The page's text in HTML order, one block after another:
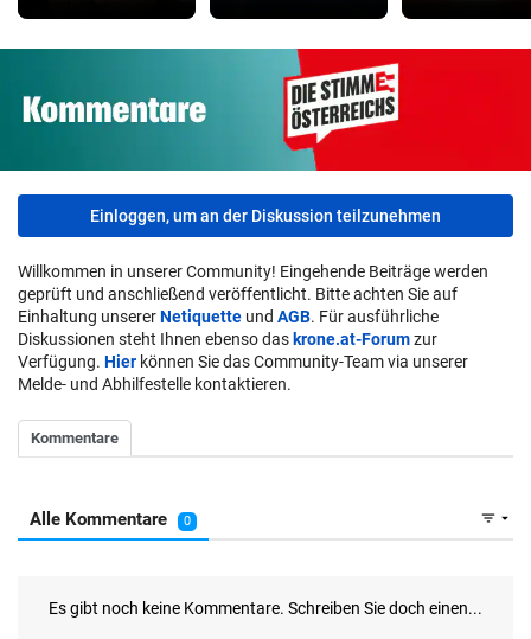
Einloggen, um an der Diskussion teilzunehmen
Willkommen in unserer Community! Eingehende Beiträge werden
geprüft und anschließend veröffentlicht. Bitte achten Sie auf
Einhaltung unsererNetiquette und AGB. Für ausführliche
Diskussionen steht Ihnen ebenso das krone.at-Forumzur
Verfügung. Hier können Sie das Community-Team via unserer
Melde- und Abhilfestelle kontaktieren.